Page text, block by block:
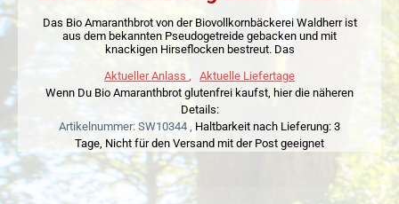
Das Bio Amaranthbrot von der Biovollkornbäckerei Waldherr ist
aus dem bekannten Pseudogetreide gebacken und mit
knackigen Hirseflocken bestreut. Das
Aktueller Anlass
Aktuelle Liefertage
Wenn Du Bio Amaranthbrot glutenfrei kaufst, hier die näheren
Details:
Artikelnummer: SW10344 , Haltbarkeit nach Lieferung: 3
Tage, Nicht für den Versand mit der Post geeignet